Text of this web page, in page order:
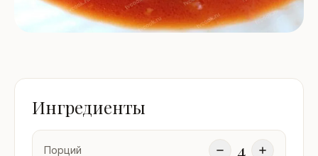
Ингредиенты
Порций 4